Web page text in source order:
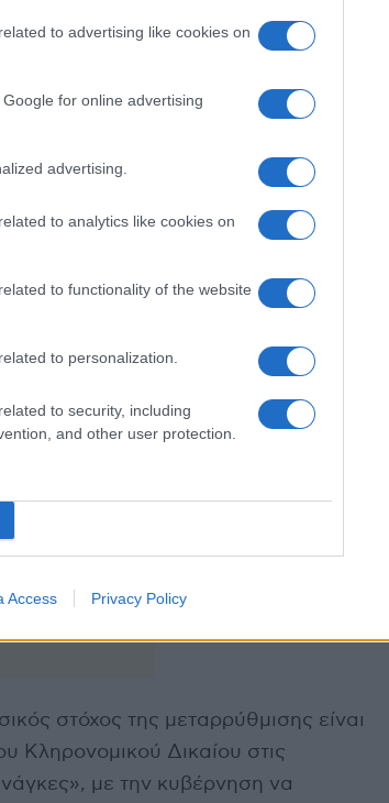
to advertising like cookies on
for online advertising
advertising.
to analytics like cookies on
to functionality of the website
to personalization.
to security, including
and other user protection.
Access Privacy Policy
ακόμη και
ευθύνης των
του υπουργείου Δικαιοσύνης με
και άλλες διατάξεις»,
αλλαγές που
Αστικό Κώδικα. Το σχέδιο νόμου
κοινοβουλευτική επιτροπή, ενώ η
της Βουλής αναμένεται να
στόχος της μεταρρύθμισης είναι
Κληρονομικού Δικαίου στις
με την κυβέρνηση να